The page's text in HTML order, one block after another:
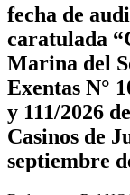
fecha de
caratulada
Marina del
Exentas N°
y 111/2026
Casinos de
septiembre